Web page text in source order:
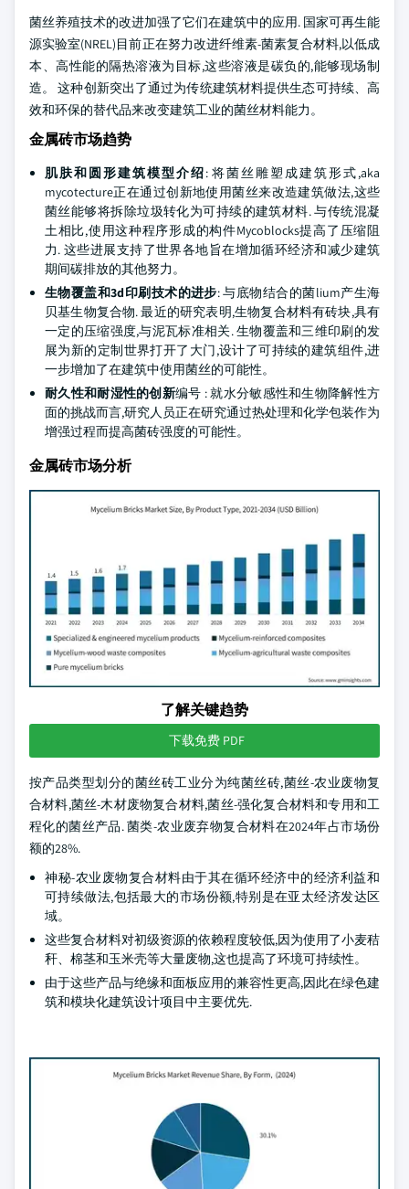
菌丝养殖技术的改进加强了它们在建筑中的应用. 国家可再生能
源实验室(NREL)目前正在努力改进纤维素-菌素复合材料,以低成
本、高性能的隔热溶液为目标,这些溶液是碳负的,能够现场制
造。 这种创新突出了通过为传统建筑材料提供生态可持续、高
效和环保的替代品来改变建筑工业的菌丝材料能力。
金属砖市场趋势
肌肤和圆形建筑模型介绍: 将菌丝雕塑成建筑形式,aka
mycotecture正在通过创新地使用菌丝来改造建筑做法,这些
菌丝能够将拆除垃圾转化为可持续的建筑材料. 与传统混凝
土相比,使用这种程序形成的构件Mycoblocks提高了压缩阻
力. 这些进展支持了世界各地旨在增加循环经济和减少建筑
期间碳排放的其他努力。
生物覆盖和3d印刷技术的进步: 与底物结合的菌lium产生海
贝基生物复合物. 最近的研究表明,生物复合材料有砖块,具有
一定的压缩强度,与泥瓦标准相关. 生物覆盖和三维印刷的发
展为新的定制世界打开了大门,设计了可持续的建筑组件,进
一步增加了在建筑中使用菌丝的可能性。
耐久性和耐湿性的创新编号 : 就水分敏感性和生物降解性方
面的挑战而言,研究人员正在研究通过热处理和化学包装作为
增强过程而提高菌砖强度的可能性。
金属砖市场分析
了解关键趋势
下载免费 PDF
按产品类型划分的菌丝砖工业分为纯菌丝砖,菌丝-农业废物复
合材料,菌丝-木材废物复合材料,菌丝-强化复合材料和专用和工
程化的菌丝产品. 菌类-农业废弃物复合材料在2024年占市场份
额的28%.
神秘-农业废物复合材料由于其在循环经济中的经济利益和
可持续做法,包括最大的市场份额,特别是在亚太经济发达区
域。
这些复合材料对初级资源的依赖程度较低,因为使用了小麦秸
秆、棉茎和玉米壳等大量废物,这也提高了环境可持续性。
由于这些产品与绝缘和面板应用的兼容性更高,因此在绿色建
筑和模块化建筑设计项目中主要优先.